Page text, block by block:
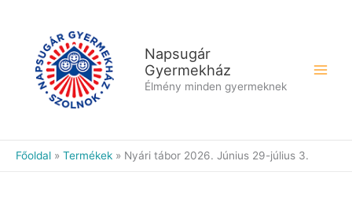
Napsugár
Gyermekház
Élmény minden gyermeknek
Főoldal Termékek Nyári tábor 2026. Június 29-július 3.